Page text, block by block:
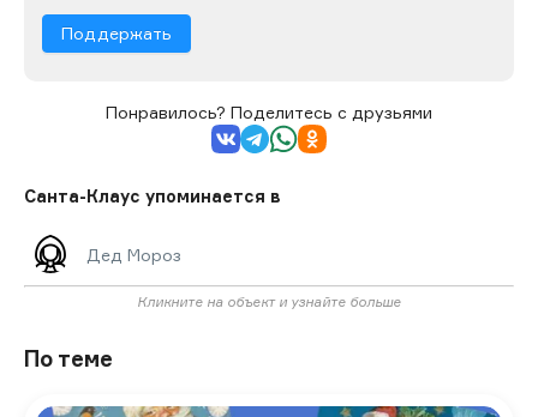
Поддержать
Понравилось? Поделитесь с друзьями
Санта-Клаус упоминается в
Дед Мороз
Кликните на объект и узнайте больше
По теме